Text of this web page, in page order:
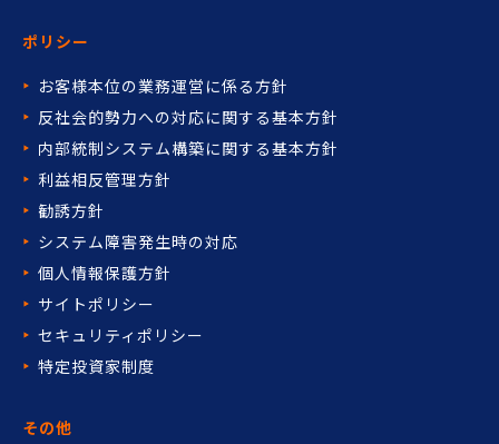
ポリシー
お客様本位の業務運営に係る方針
反社会的勢力への対応に関する基本方針
内部統制システム構築に関する基本方針
利益相反管理方針
勧誘方針
システム障害発生時の対応
個人情報保護方針
サイトポリシー
セキュリティポリシー
特定投資家制度
その他